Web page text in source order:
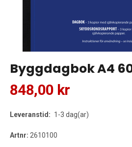
Byggdagbok A4
848,00 kr
Leveranstid: 1-3 dag(ar)
Artnr: 2610100